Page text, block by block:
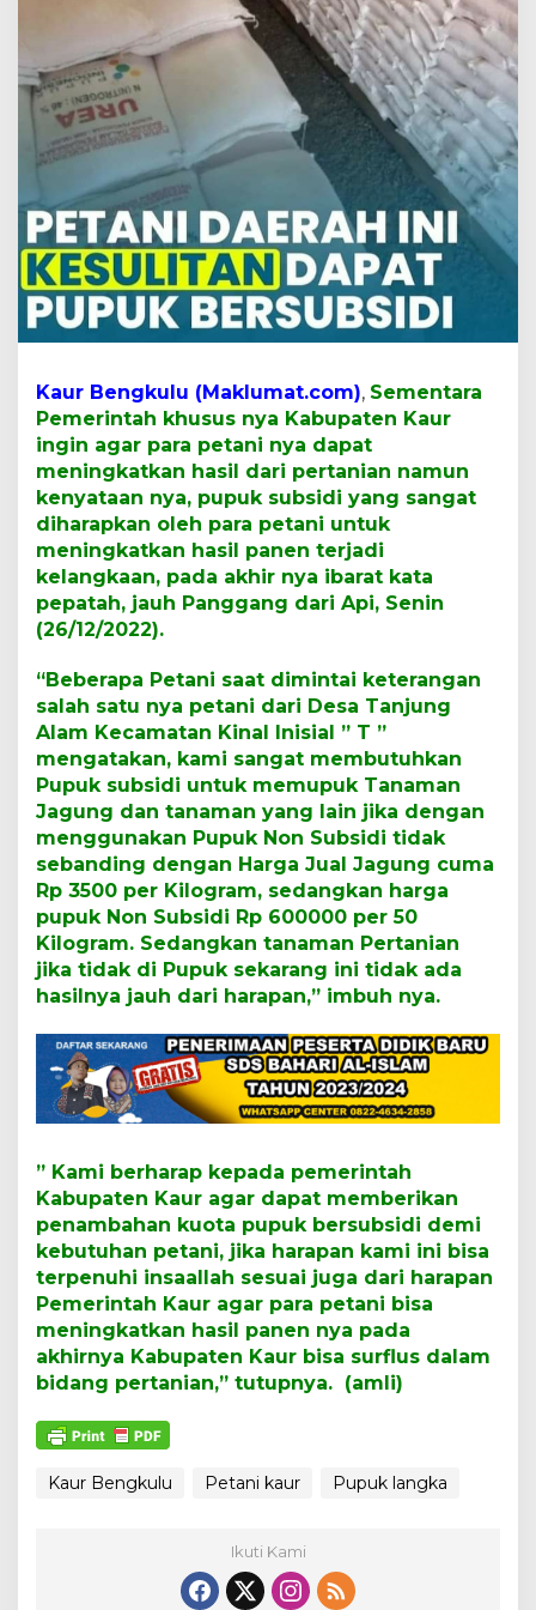
i
l
u
h
k
a
n
L
a
g
a
y
a
P
u
p
k
s
u
d
Kaur Bengkulu (Maklumat.com), Sementara
Pemerintah khusus nya Kabupaten Kaur
ingin agar para petani nya dapat
meningkatkan hasil dari pertanian namun
kenyataan nya, pupuk subsidi yang sangat
diharapkan oleh para petani untuk
meningkatkan hasil panen terjadi
kelangkaan, pada akhir nya ibarat kata
pepatah, jauh Panggang dari Api, Senin
(26/12/2022).
“Beberapa Petani saat dimintai keterangan
salah satu nya petani dari Desa Tanjung
Alam Kecamatan Kinal Inisial ” T ”
mengatakan, kami sangat membutuhkan
Pupuk subsidi untuk memupuk Tanaman
Jagung dan tanaman yang lain jika dengan
menggunakan Pupuk Non Subsidi tidak
sebanding dengan Harga Jual Jagung cuma
Rp 3500 per Kilogram, sedangkan harga
pupuk Non Subsidi Rp 600000 per 50
Kilogram. Sedangkan tanaman Pertanian
jika tidak di Pupuk sekarang ini tidak ada
hasilnya jauh dari harapan,” imbuh nya.
” Kami berharap kepada pemerintah
Kabupaten Kaur agar dapat memberikan
penambahan kuota pupuk bersubsidi demi
kebutuhan petani, jika harapan kami ini bisa
terpenuhi insaallah sesuai juga dari harapan
Pemerintah Kaur agar para petani bisa
meningkatkan hasil panen nya pada
akhirnya Kabupaten Kaur bisa surflus dalam
bidang pertanian,” tutupnya. (amli)
Kaur Bengkulu Petani kaur Pupuk langka
Ikuti Kami